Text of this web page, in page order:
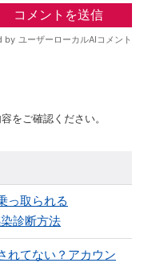
をご確認ください。
っ取られる
診断方法
れてない？アカウン